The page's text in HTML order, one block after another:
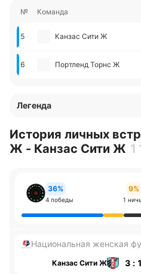
№ Команда
5 Канзас Сити Ж
6 Портленд Торнс Ж
Легенда
История личных
Ж - Канзас Сити Ж
36%
4 победы
9%
1
Национальная женская
Канзас Сити Ж 3 : 1